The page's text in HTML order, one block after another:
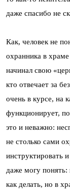
даже спасибо не
Как, человек не
охранника в
начинал свою
кто отвечает за
очень в курсе, на
функционирует,
это и неважно:
не столько сами
инструктировать
даже могу
как делать, но в